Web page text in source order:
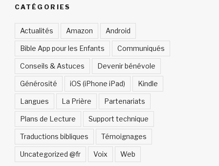
CATÉGORIES
Actualités Amazon Android
Bible App pour les Enfants Communiqués
Conseils & Astuces Devenir bénévole
Générosité iOS (iPhone iPad) Kindle
Langues La Prière Partenariats
Plans de Lecture Support technique
Traductions bibliques Témoignages
Uncategorized @fr Voix Web